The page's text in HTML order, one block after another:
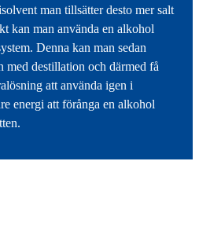
man tillsätter desto mer salt
kan man använda en alkohol
Denna kan man sedan
med destillation och därmed få
att använda igen i
energi att förånga en alkohol